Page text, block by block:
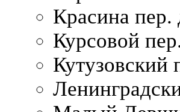
Красина пер.
Курсовой
Кутузовский